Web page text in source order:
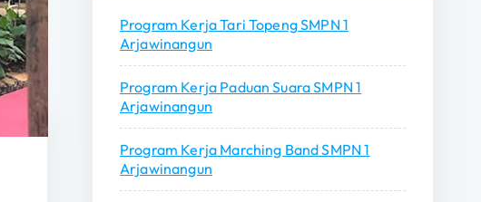
k
Program Kerja Tari Topeng SMPN 1
Arjawinangun
Program Kerja Paduan Suara SMPN 1
Arjawinangun
Program Kerja Marching Band SMPN 1
Arjawinangun